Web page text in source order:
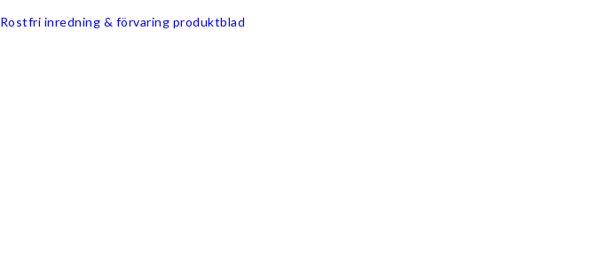
Rostfri inredning & förvaring produktblad